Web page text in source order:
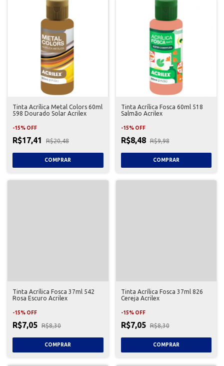
Tinta Acrílica Metal Colors 60ml
598 Dourado Solar Acrilex
-15% OFF
R$17,41 R$20,48
Tinta Acrílica Fosca 60ml 518
Salmão Acrilex
-15% OFF
R$8,48 R$9,98
Tinta Acrílica Fosca 37ml 542
Rosa Escuro Acrilex
-15% OFF
R$7,05 R$8,30
Tinta Acrílica Fosca 37ml 826
Cereja Acrilex
-15% OFF
R$7,05 R$8,30